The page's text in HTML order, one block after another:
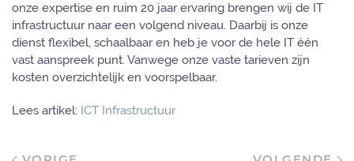
onze expertise en ruim 20 jaar ervaring brengen wij de IT
infrastructuur naar een volgend niveau. Daarbij is onze
dienst flexibel, schaalbaar en heb je voor de hele IT één
vast aanspreek punt. Vanwege onze vaste tarieven zijn
kosten overzichtelijk en voorspelbaar.
Lees artikel: ICT Infrastructuur